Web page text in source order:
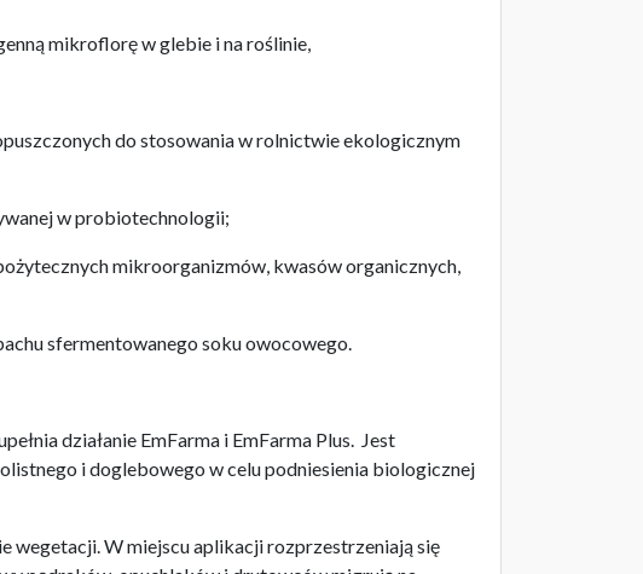
mikroflorę w glebie i na roślinie,
do stosowania w rolnictwie ekologicznym
w probiotechnologii;
mikroorganizmów, kwasów organicznych,
sfermentowanego soku owocowego.
działanie EmFarma i EmFarma Plus. Jest
i doglebowego w celu podniesienia biologicznej
wegetacji. W miejscu aplikacji rozprzestrzeniają się